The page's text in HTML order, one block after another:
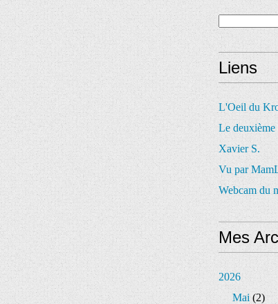
Liens
L'Oeil du
Le
Xavier S.
Vu par
Webcam du
Mes
2026
Mai(2)